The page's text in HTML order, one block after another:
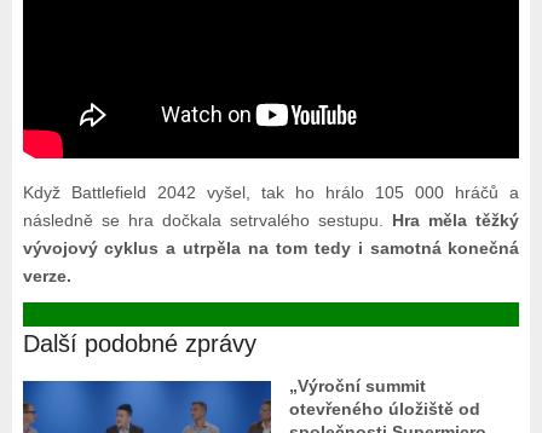
Když Battlefield 2042 vyšel, tak ho hrálo 105 000 hráčů a
následně se hra dočkala setrvalého sestupu. Hra měla těžký
vývojový cyklus a utrpěla na tom tedy i samotná konečná
verze.
Další podobné zprávy
„Výroční summit
otevřeného úložiště od